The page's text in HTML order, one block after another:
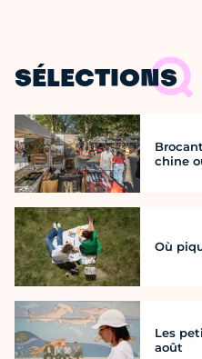
SÉLECTIONS
chine
Où
Les
août